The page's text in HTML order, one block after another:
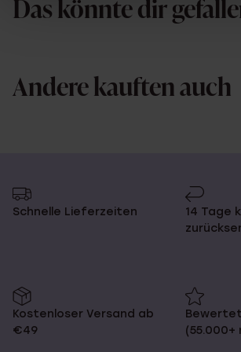
Das könnte dir
Andere kauften auch
Schnelle Lieferzeiten
14 Tage
Kostenloser Versand ab
€49
(55.000+